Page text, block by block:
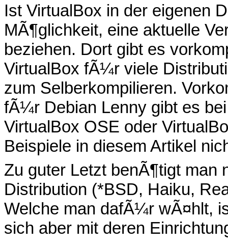
Ist VirtualBox in der eigenen
MÃ¶glichkeit, eine aktuelle
beziehen. Dort gibt es
VirtualBox fÃ¼r viele
zum Selberkompilieren.
fÃ¼r Debian Lenny gibt es
VirtualBox OSE oder
Beispiele in diesem Artikel
Zu guter Letzt benÃ¶tigt man
Distribution (*BSD, Haiku,
Welche man dafÃ¼r wÃ¤hlt,
sich aber mit deren